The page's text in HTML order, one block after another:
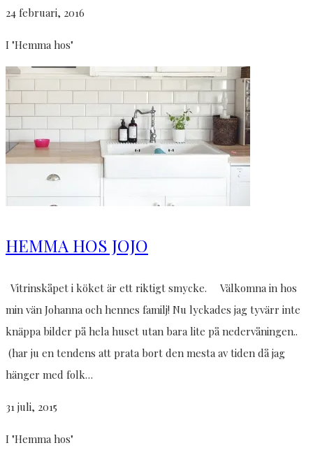
24 februari, 2016
I "Hemma hos"
HEMMA HOS JOJO
Vitrinskåpet i köket är ett riktigt smycke. Välkomna in hos
min vän Johanna och hennes familj! Nu lyckades jag tyvärr inte
knäppa bilder på hela huset utan bara lite på nedervåningen..
(har ju en tendens att prata bort den mesta av tiden då jag
hänger med folk…
31 juli, 2015
I "Hemma hos"